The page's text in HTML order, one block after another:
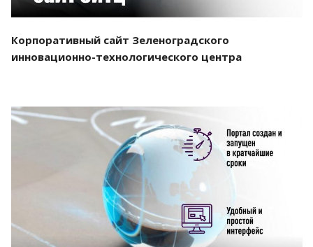
Корпоративный сайт Зеленоградского
инновационно-технологического центра
Смотреть проект